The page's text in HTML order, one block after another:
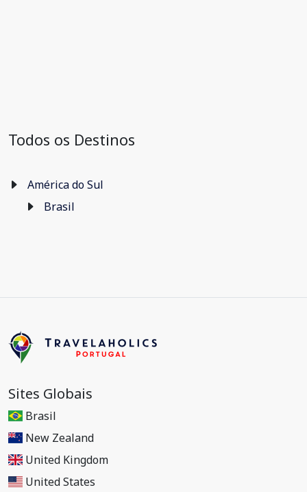
Todos os Destinos
América do Sul
Brasil
Sites Globais
Brasil
New Zealand
United Kingdom
United States